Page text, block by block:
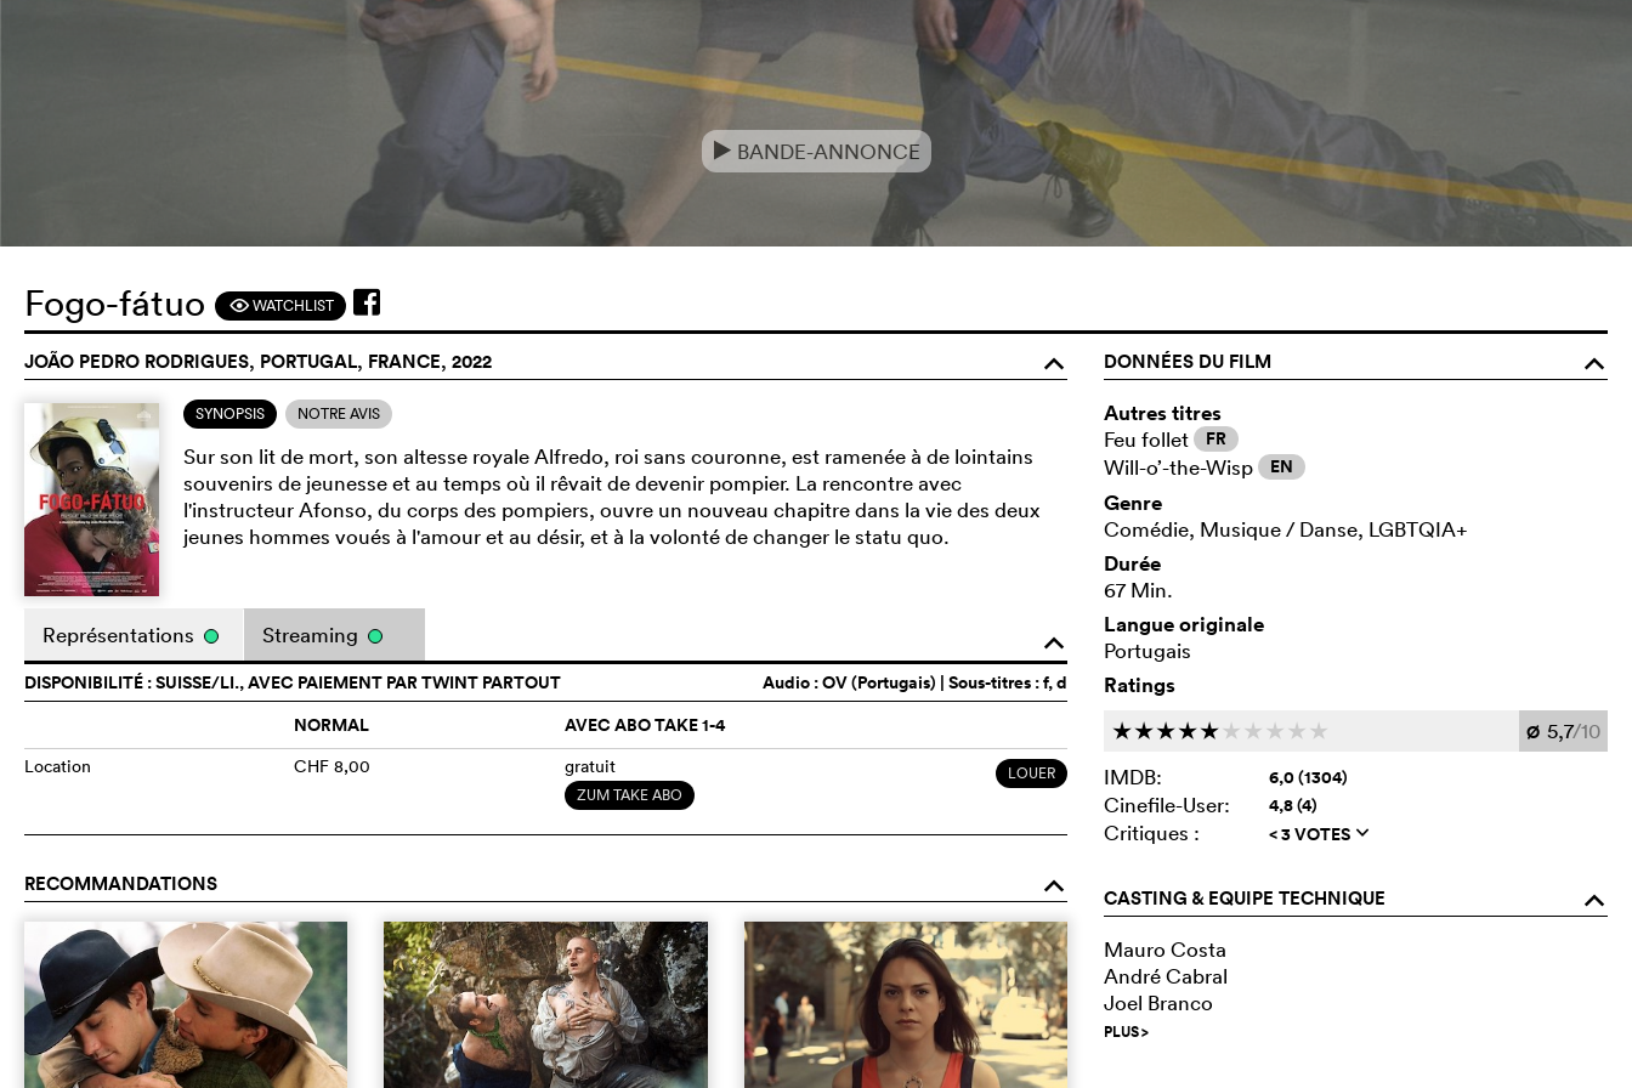
e BANDE-ANNONCE
Fogo-fátuo FWATCHLIST
JOÃO PEDRO RODRIGUES, PORTUGAL, FRANCE, 2022 o
SYNOPSIS NOTRE AVIS
Sur son lit de mort, son altesse royale Alfredo, roi sans couronne, est ramenée à de lointains
souvenirs de jeunesse et au temps où il rêvait de devenir pompier. La rencontre avec
l'instructeur Afonso, du corps des pompiers, ouvre un nouveau chapitre dans la vie des deux
jeunes hommes voués à l'amour et au désir, et à la volonté de changer le statu quo.
o
Représentations Streaming
Audio :OV (Portugais) | Sous-titres : f, d
DISPONIBILITÉ : SUISSE/LI., AVEC PAIEMENT PAR TWINT PARTOUT
NORMAL
AVEC ABO TAKE 1-4
Location CHF 8,00 gratuit
ZUM TAKE ABO
LOUER
RECOMMANDATIONS o
DONNÉES DU FILM
o
Autres titres
Feu follet FR
Will-o’-the-Wisp EN
Genre
Comédie, Musique / Danse, LGBTQIA+
Durée
67 Min.
Langue originale
Portugais
Ratings
ccccc c c c c c Ø 5,7/10
IMDB:
6,0 (1304)
Cinefile-User: 4,8 (4)
Critiques : < 3 VOTES q
CASTING & EQUIPE TECHNIQUE o
Mauro Costa
André Cabral
Joel Branco
PLUS>